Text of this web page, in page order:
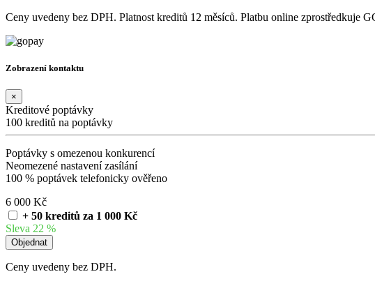
Ceny uvedeny bez DPH. Platnost kreditů 12 měsíců. Platbu online zprostředkuje
Zobrazení kontaktu
×
Kreditové poptávky
100 kreditů na poptávky
Poptávky s omezenou konkurencí
Neomezené nastavení zasílání
100 % poptávek telefonicky ověřeno
6 000 Kč
+ 50 kreditů za 1 000 Kč
Sleva 22 %
Ceny uvedeny bez DPH.